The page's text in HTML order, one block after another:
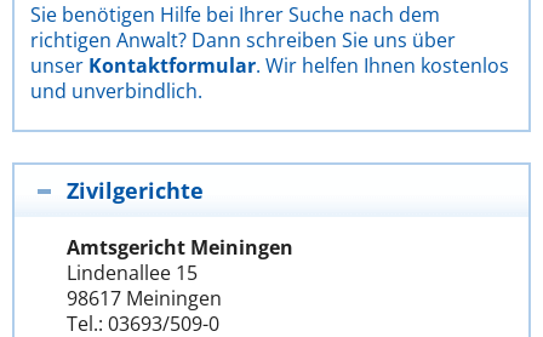
Sie benötigen Hilfe bei Ihrer Suche nach dem
richtigen Anwalt? Dann schreiben Sie uns über
unser Kontaktformular. Wir helfen Ihnen kostenlos
und unverbindlich.
Zivilgerichte
Amtsgericht Meiningen
Lindenallee 15
98617 Meiningen
Tel.: 03693/509-0